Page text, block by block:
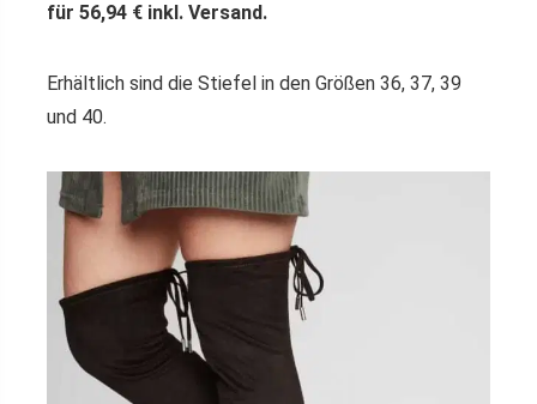
für 56,94 € inkl. Versand.
Erhältlich sind die Stiefel in den Größen 36, 37, 39
und 40.